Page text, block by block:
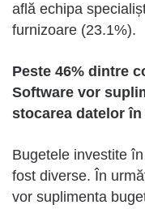
află echipa
furnizoare (23.1%).
Peste 46% dintre
Software vor
stocarea datelor
Bugetele investite
fost diverse. În
vor suplimenta